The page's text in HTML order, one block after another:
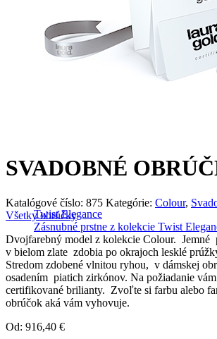
Twist Elegance
Zásnubné prstne z kolekcie Twist
SVADOBNÉ
Katalógové číslo: 875 Kategórie: Colour,
Všetky obrúčky
Dvojfarebný model z kolekcie Colour. Jemné
v bielom zlate zdobia po okrajoch lesklé
Stredom zdobené vlnitou ryhou, v dámskej
osadením piatich zirkónov. Na požiadanie
certifikované brilianty. Zvoľte si farbu alebo
obrúčok aká vám vyhovuje.
Od: 916,40 €